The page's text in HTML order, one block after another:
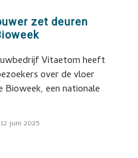
zet deuren
Vitaetom heeft
over de vloer
Bioweek, een nationale
12 juni 2025